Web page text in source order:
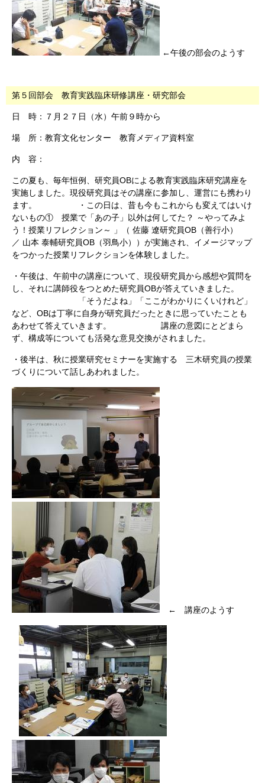
←午後の部会のようす
第５回部会 教育実践臨床研修講座・研究部会
日 時：７月２７日（水）午前９時から
場 所：教育文化センター 教育メディア資料室
内 容：
この夏も、毎年恒例、研究員OBによる教育実践臨床研究講座を
実施しました。現役研究員はその講座に参加し、運営にも携わり
ます。 ・この日は、昔も今もこれからも変えてはいけ
ないもの① 授業で「あの子」以外は何してた？ ～やってみよ
う！授業リフレクション～ 」（ 佐藤 遼研究員OB（善行小）
／ 山本 泰輔研究員OB（羽鳥小））が実施され、イメージマップ
をつかった授業リフレクションを体験しました。
・午後は、午前中の講座について、現役研究員から感想や質問を
し、それに講師役をつとめた研究員OBが答えていきました。
「そうだよね」「ここがわかりにくいけれど」
など、OBは丁寧に自身が研究員だったときに思っていたことも
あわせて答えていきます。 講座の意図にとどまら
ず、構成等についても活発な意見交換がされました。
・後半は、秋に授業研究セミナーを実施する 三木研究員の授業
づくりについて話しあわれました。
← 講座のようす